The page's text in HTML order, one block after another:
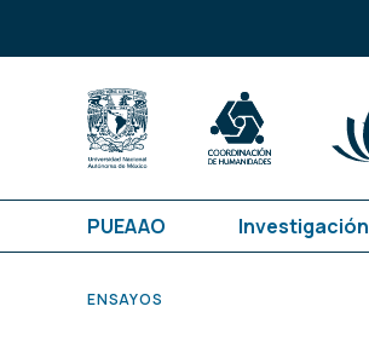
PUEAAO Investigación
ENSAYOS